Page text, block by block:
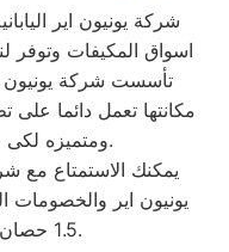
شركة يونيون اير
اسواق المكيفات وتوفر
مكانتها تعمل دائما على
ومتميزه لكى حتى تظل رقم 1 في السوق.
يمكنك الاستمتاع مع
يونيون اير والخصومات
1.5 حصان و2.25حصان و3حصان.